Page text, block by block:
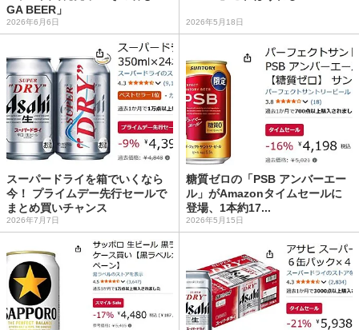
GA BEER」
2026年6月6日 2026年5月18日
スーパードライを箱でいくなら
今！ プライムデー先行セールで
まとめ買いチャンス
2026年7月7日
糖質ゼロの「PSB アンバーエー
ル」がAmazonタイムセールに
登場、1本約17...
2026年5月15日